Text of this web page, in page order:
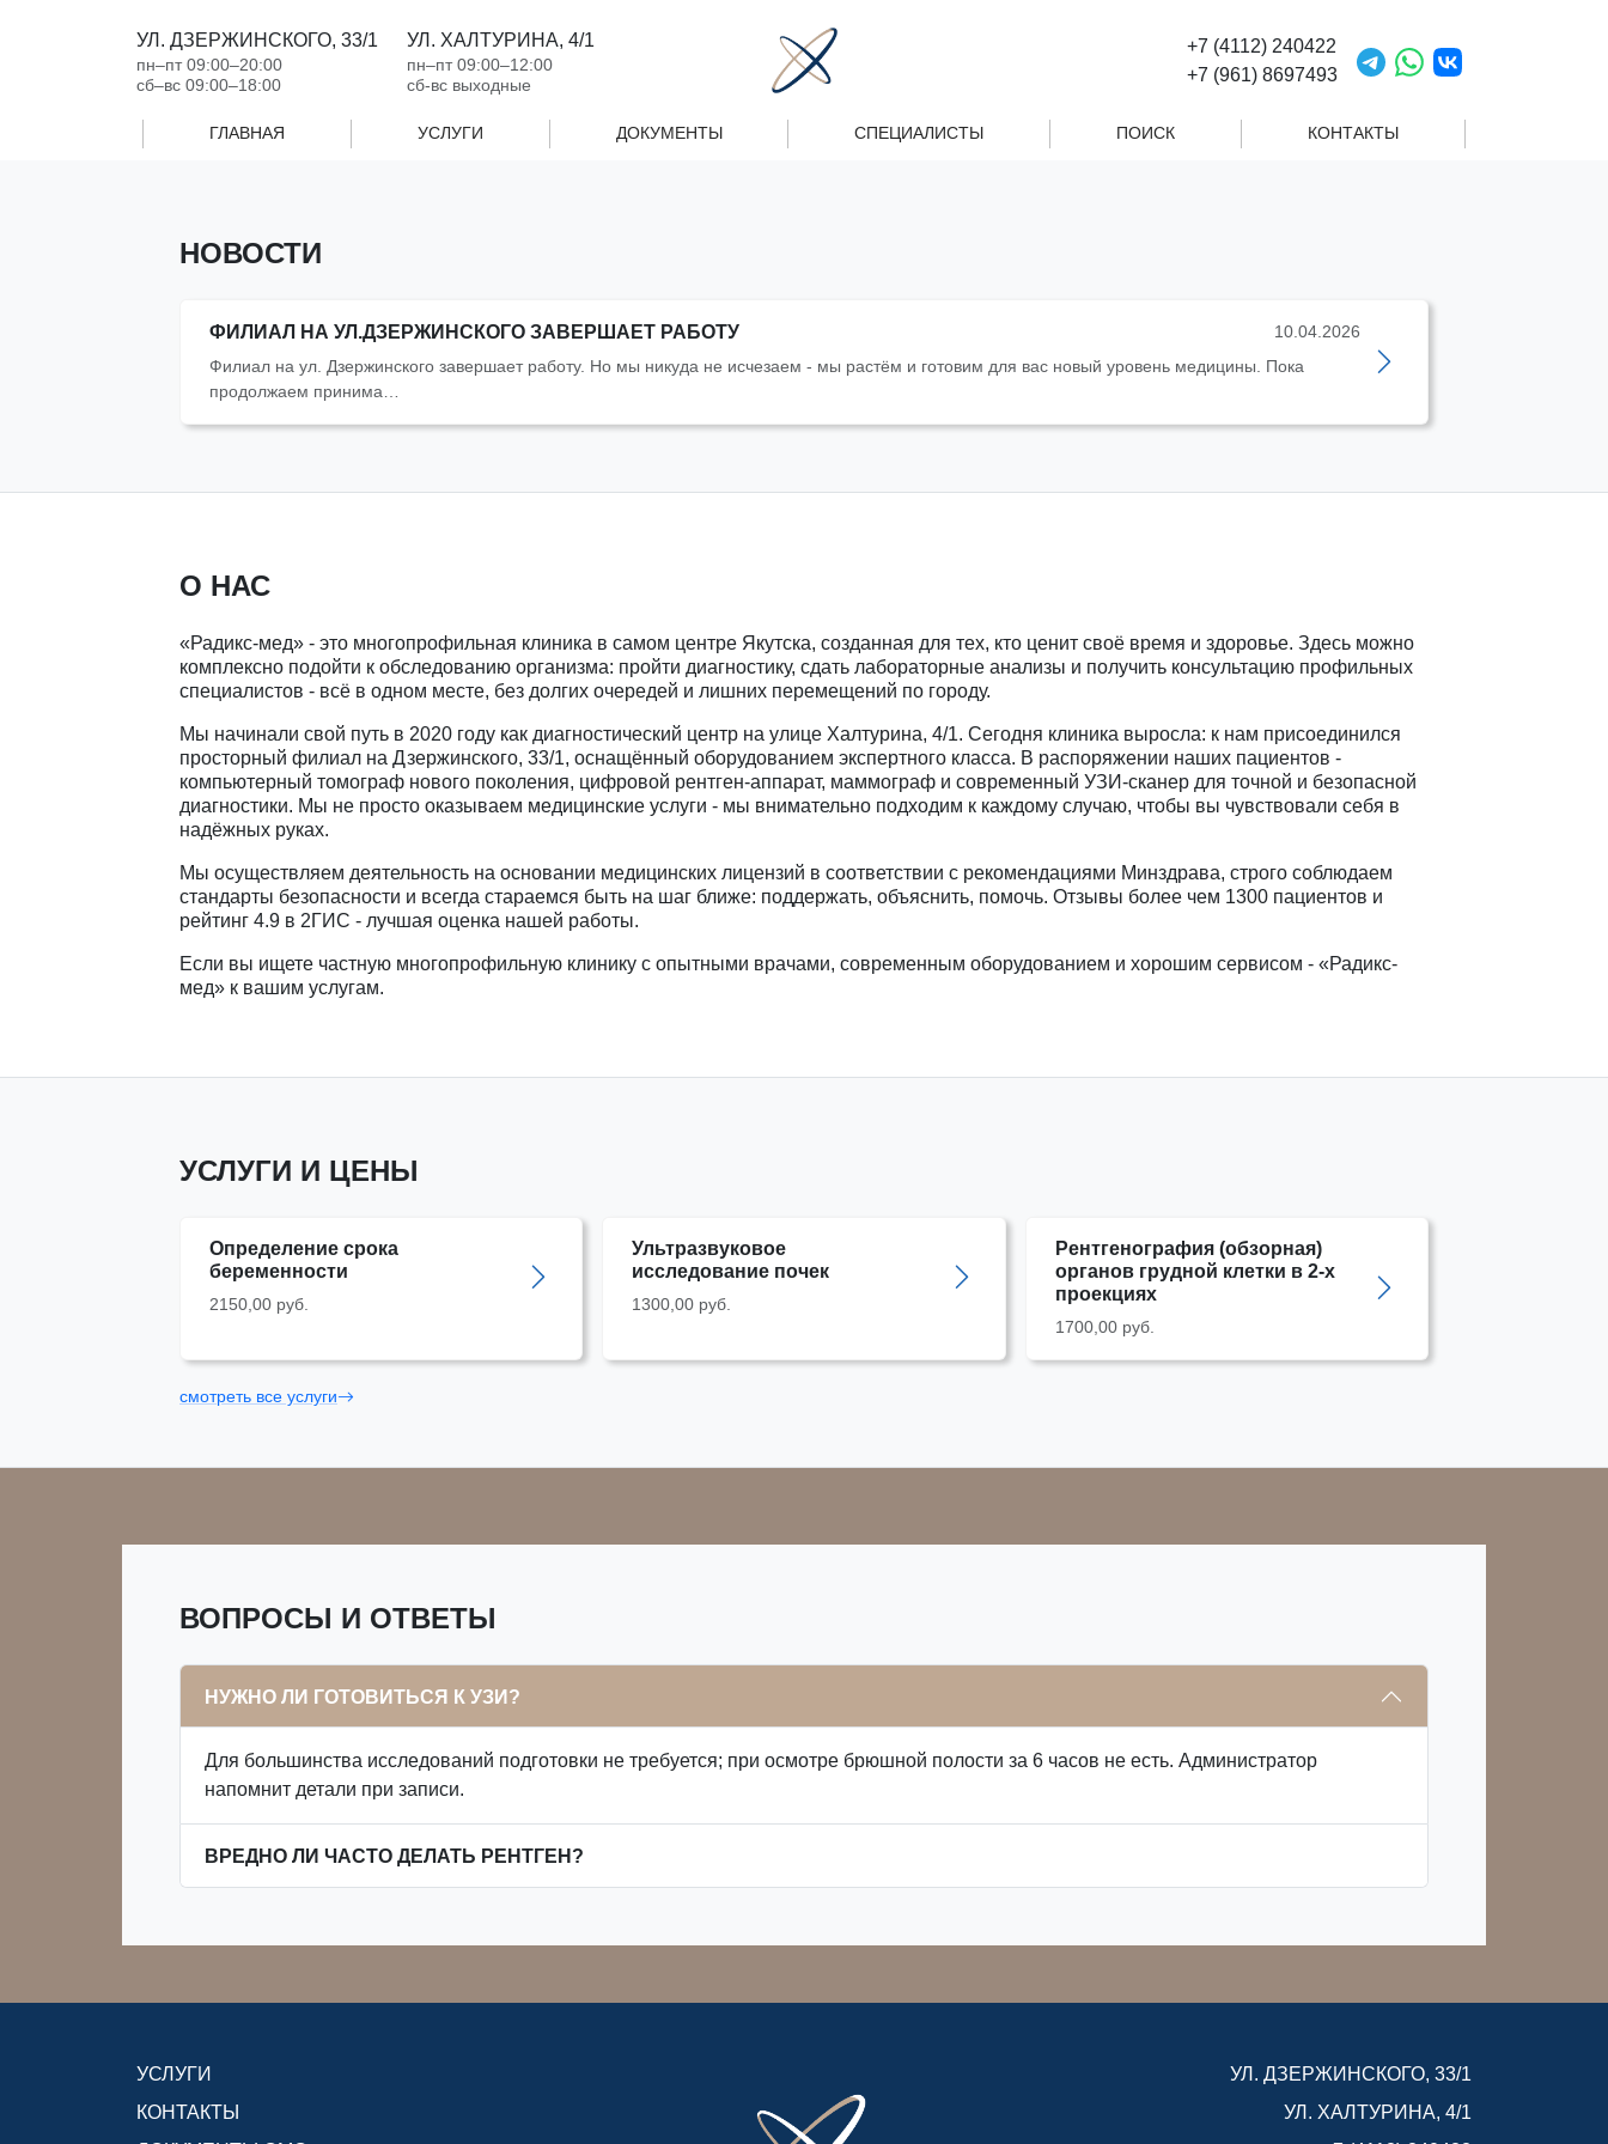
УЛ. ДЗЕРЖИНСКОГО, 33/1
пн‒пт 09:00‒20:00
сб‒вс 09:00‒18:00
УЛ. ХАЛТУРИНА, 4/1
пн‒пт 09:00‒12:00
сб-вс выходные
+7 (4112) 240422
+7 (961) 8697493
ГЛАВНАЯ УСЛУГИ ДОКУМЕНТЫ СПЕЦИАЛИСТЫ ПОИСК КОНТАКТЫ
НОВОСТИ
ФИЛИАЛ НА УЛ.ДЗЕРЖИНСКОГО ЗАВЕРШАЕТ РАБОТУ
10.04.2026
Филиал на ул. Дзержинского завершает работу. Но мы никуда не исчезаем - мы растём и готовим для вас новый уровень медицины. Пока
продолжаем принима…
О НАС
«Радикс-мед» - это многопрофильная клиника в самом центре Якутска, созданная для тех, кто ценит своё время и здоровье. Здесь можно
комплексно подойти к обследованию организма: пройти диагностику, сдать лабораторные анализы и получить консультацию профильных
специалистов - всё в одном месте, без долгих очередей и лишних перемещений по городу.
Мы начинали свой путь в 2020 году как диагностический центр на улице Халтурина, 4/1. Сегодня клиника выросла: к нам присоединился
просторный филиал на Дзержинского, 33/1, оснащённый оборудованием экспертного класса. В распоряжении наших пациентов -
компьютерный томограф нового поколения, цифровой рентген-аппарат, маммограф и современный УЗИ-сканер для точной и безопасной
диагностики. Мы не просто оказываем медицинские услуги - мы внимательно подходим к каждому случаю, чтобы вы чувствовали себя в
надёжных руках.
Мы осуществляем деятельность на основании медицинских лицензий в соответствии с рекомендациями Минздрава, строго соблюдаем
стандарты безопасности и всегда стараемся быть на шаг ближе: поддержать, объяснить, помочь. Отзывы более чем 1300 пациентов и
рейтинг 4.9 в 2ГИС - лучшая оценка нашей работы.
Если вы ищете частную многопрофильную клинику с опытными врачами, современным оборудованием и хорошим сервисом - «Радикс-
мед» к вашим услугам.
УСЛУГИ И ЦЕНЫ
Определение срока
беременности
2150,00 руб.
Ультразвуковое
исследование почек
1300,00 руб.
Рентгенография (обзорная)
органов грудной клетки в 2-х
проекциях
1700,00 руб.
смотреть все услуги
ВОПРОСЫ И ОТВЕТЫ
НУЖНО ЛИ ГОТОВИТЬСЯ К УЗИ?
Для большинства исследований подготовки не требуется; при осмотре брюшной полости за 6 часов не есть. Администратор
напомнит детали при записи.
ВРЕДНО ЛИ ЧАСТО ДЕЛАТЬ РЕНТГЕН?
УСЛУГИ
КОНТАКТЫ
УЛ. ДЗЕРЖИНСКОГО, 33/1
УЛ. ХАЛТУРИНА, 4/1